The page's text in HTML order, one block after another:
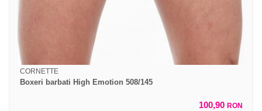
CORNETTE
Boxeri barbati High Emotion 508/145
100,90 RON